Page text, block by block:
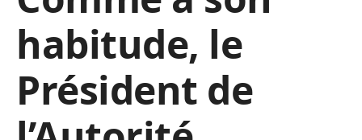
habitude, le
Président de